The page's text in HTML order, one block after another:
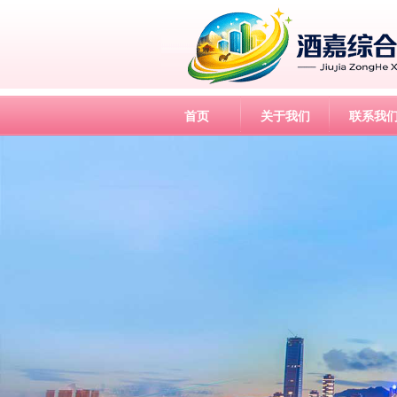
首页 关于我们 联系我